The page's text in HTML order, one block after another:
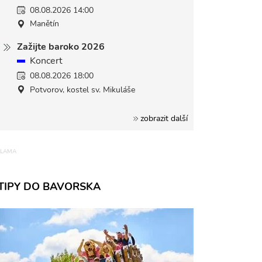
08.08.2026 14:00
Manětín
Zažijte baroko 2026
Koncert
08.08.2026 18:00
Potvorov, kostel sv. Mikuláše
zobrazit další
DO BAVORSKA